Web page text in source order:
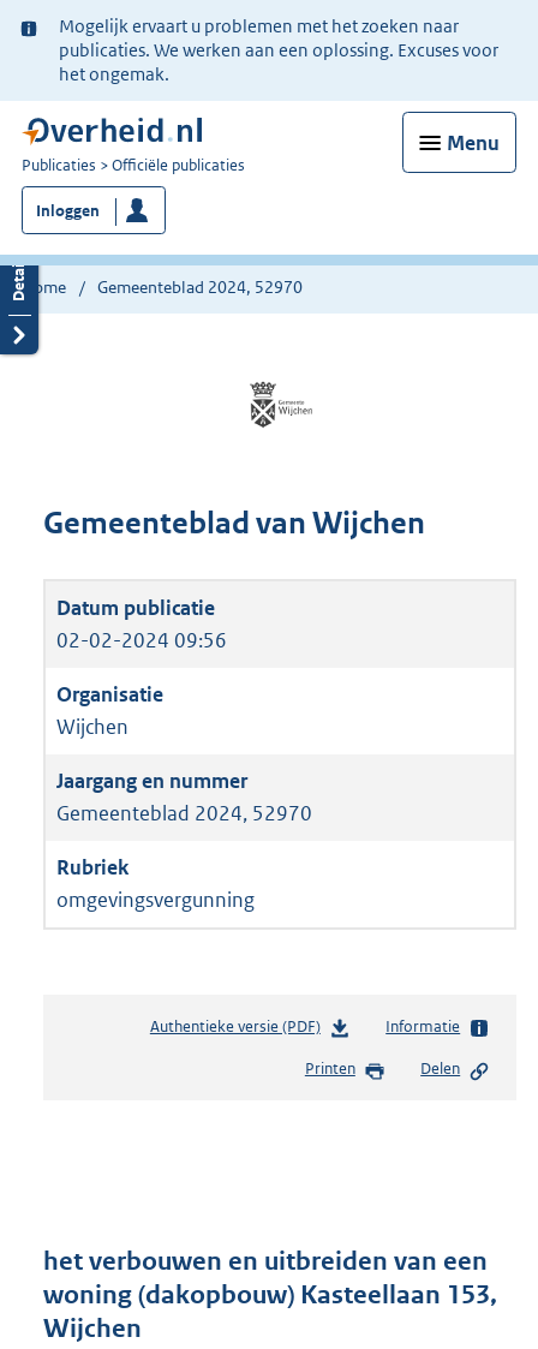
Ter
informatie:
Mogelijk ervaart u problemen met het zoeken naar
publicaties. We werken aan een oplossing. Excuses voor
het ongemak.
Menu
U
bent
nu
hier:
Publicaties Officiële publicaties
Inloggen
Home Gemeenteblad 2024, 52970
Gemeenteblad van Wijchen
02-02-2024 09:56
Wijchen
Gemeenteblad 2024, 52970
omgevingsvergunning
Authentieke versie (PDF)b
s
r
o
Informatie
Printen Delen
het verbouwen en uitbreiden van een
woning (dakopbouw) Kasteellaan 153,
Wijchen